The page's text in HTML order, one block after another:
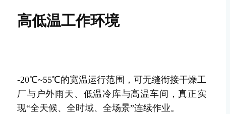
高低温工作环境
-20℃~55℃的宽温运行范围，可无缝衔接干燥工
厂与户外雨天、低温冷库与高温车间，真正实
现“全天候、全时域、全场景”连续作业。